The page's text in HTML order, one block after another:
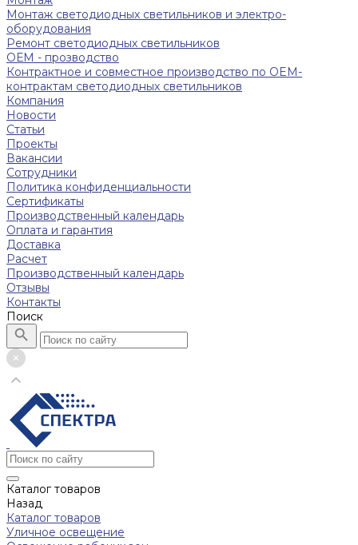
Монтаж светодиодных светильников и электро-
оборудования
Ремонт светодиодных светильников
ОЕМ - прозводство
Контрактное и совместное производство по OEM-
контрактам светодиодных светильников
Компания
Новости
Статьи
Проекты
Вакансии
Сотрудники
Политика конфиденциальности
Сертификаты
Производственный календарь
Оплата и гарантия
Доставка
Расчет
Производственный календарь
Отзывы
Контакты
Поиск
Каталог товаров
Назад
Каталог товаров
Уличное освещение